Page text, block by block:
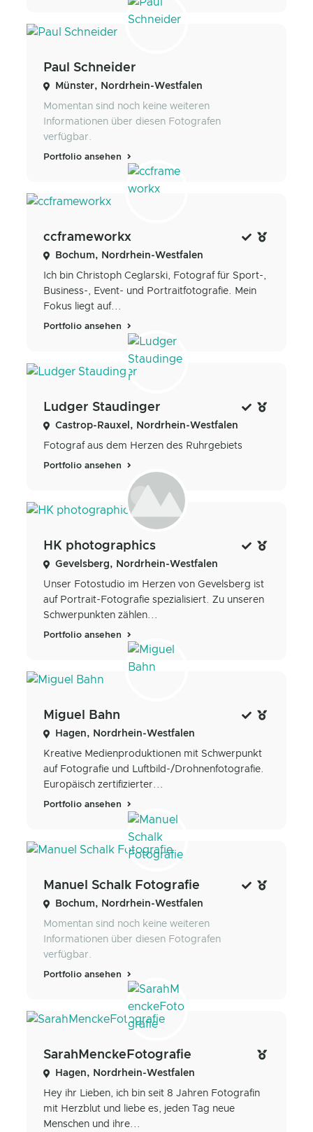
Paul Schneider
Münster, Nordrhein-Westfalen
Momentan sind noch keine weiteren
Informationen über diesen Fotografen
verfügbar.
Portfolio ansehen
ccframeworkx
Bochum, Nordrhein-Westfalen
Ich bin Christoph Ceglarski, Fotograf für Sport-,
Business-, Event- und Portraitfotografie. Mein
Fokus liegt auf...
Portfolio ansehen
Ludger Staudinger
Castrop-Rauxel, Nordrhein-Westfalen
Fotograf aus dem Herzen des Ruhrgebiets
Portfolio ansehen
HK photographics
Gevelsberg, Nordrhein-Westfalen
Unser Fotostudio im Herzen von Gevelsberg ist
auf Portrait-Fotografie spezialisiert. Zu unseren
Schwerpunkten zählen...
Portfolio ansehen
Miguel Bahn
Hagen, Nordrhein-Westfalen
Kreative Medienproduktionen mit Schwerpunkt
auf Fotografie und Luftbild-/Drohnenfotografie.
Europäisch zertifizierter...
Portfolio ansehen
Manuel Schalk Fotografie
Bochum, Nordrhein-Westfalen
Momentan sind noch keine weiteren
Informationen über diesen Fotografen
verfügbar.
Portfolio ansehen
SarahMenckeFotografie
Hagen, Nordrhein-Westfalen
Hey ihr Lieben, ich bin seit 8 Jahren Fotografin
mit Herzblut und liebe es, jeden Tag neue
Menschen und ihre...